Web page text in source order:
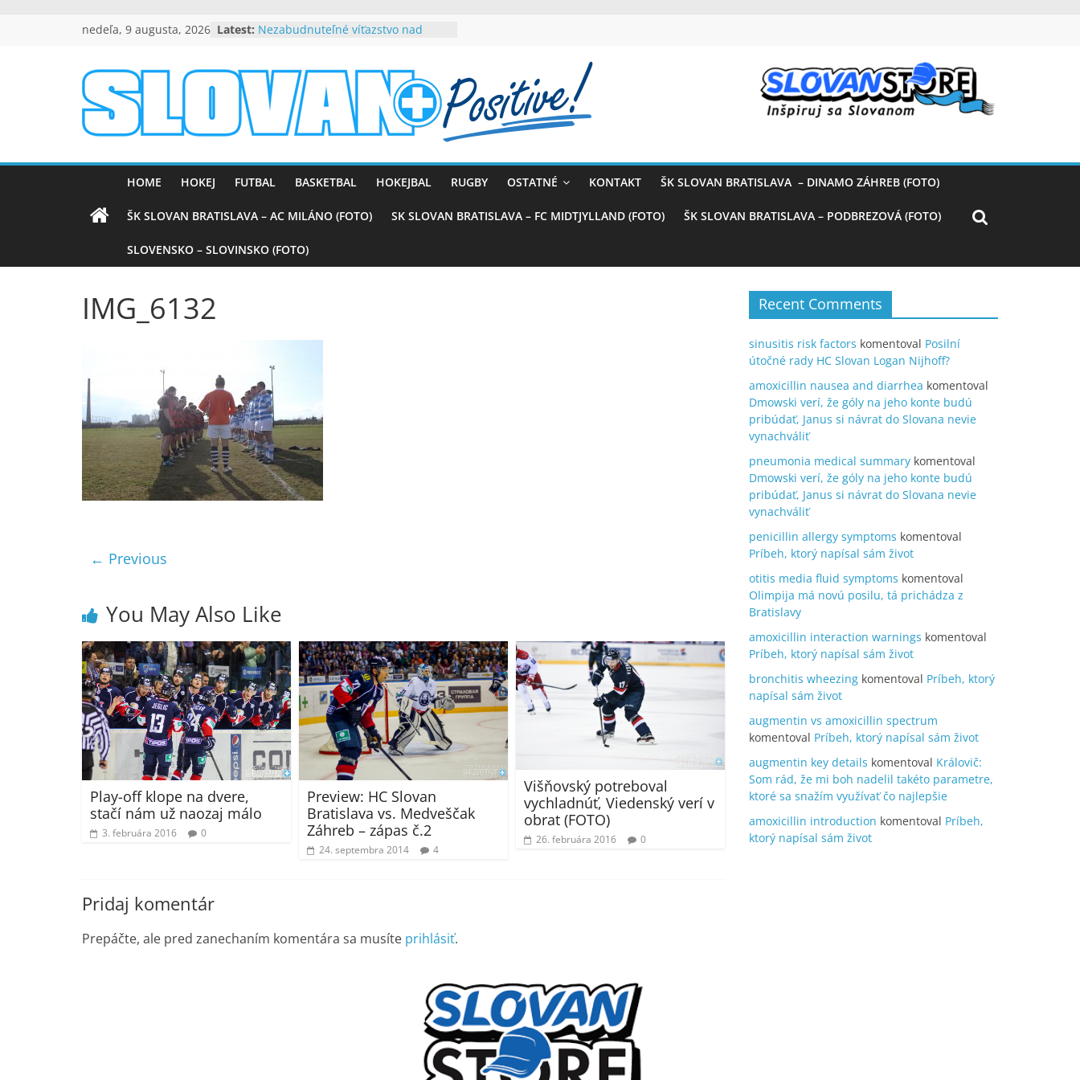
nedeľa, 9 augusta, 2026 Latest: Nezabudnuteľné víťazstvo nad
spokojní
Beňa návrat do Slovana teší, chce
byť dôležitou súčasťou tímového
úspechu
Peter Dubovský, v belasých
na výborne obsadenom
medzinárodnom turnaji
slovanpositive.com
HOME HOKEJ FUTBAL BASKETBAL HOKEJBAL RUGBY OSTATNÉ KONTAKT ŠK SLOVAN BRATISLAVA – DINAMO ZÁHREB (FOTO)
ŠK SLOVAN BRATISLAVA – AC MILÁNO (FOTO) SK SLOVAN BRATISLAVA – FC MIDTJYLLAND (FOTO) ŠK SLOVAN BRATISLAVA – PODBREZOVÁ (FOTO)
SLOVENSKO – SLOVINSKO (FOTO)
IMG_6132
← Previous
You May Also Like
Play-off klope na dvere,
stačí nám už naozaj málo
3. februára 2016 0
Preview: HC Slovan
Bratislava vs. Medveščak
Záhreb – zápas č.2
24. septembra 2014 4
Višňovský potreboval
vychladnúť, Viedenský verí v
obrat (FOTO)
26. februára 2016 0
Pridaj komentár
Prepáčte, ale pred zanechaním komentára sa musíte prihlásiť.
Recent Comments
sinusitis risk factors komentoval Posilní
útočné rady HC Slovan Logan Nijhoff?
amoxicillin nausea and diarrhea komentoval
Dmowski verí, že góly na jeho konte budú
pribúdať, Janus si návrat do Slovana nevie
vynachváliť
pneumonia medical summary komentoval
Dmowski verí, že góly na jeho konte budú
pribúdať, Janus si návrat do Slovana nevie
vynachváliť
penicillin allergy symptoms komentoval
Príbeh, ktorý napísal sám život
otitis media fluid symptoms komentoval
Olimpija má novú posilu, tá prichádza z
Bratislavy
amoxicillin interaction warnings komentoval
Príbeh, ktorý napísal sám život
bronchitis wheezing komentoval Príbeh, ktorý
napísal sám život
augmentin vs amoxicillin spectrum
komentoval Príbeh, ktorý napísal sám život
augmentin key details komentoval Královič:
Som rád, že mi boh nadelil takéto parametre,
ktoré sa snažím využívať čo najlepšie
amoxicillin introduction komentoval Príbeh,
ktorý napísal sám život